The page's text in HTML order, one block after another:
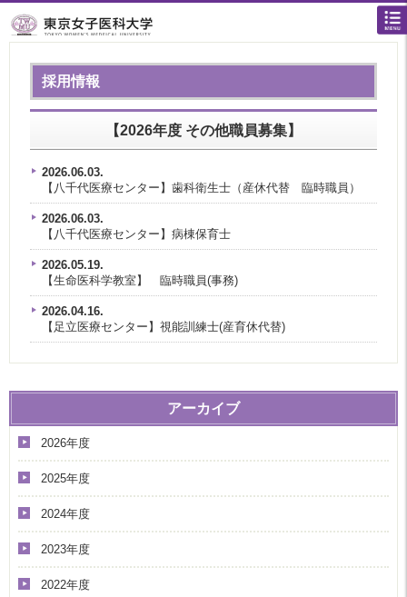
採用情報
【2026年度 その他職員募集】
2026.06.03.
【八千代医療センター】歯科衛生士（産休代替 臨時職員）
2026.06.03.
【八千代医療センター】病棟保育士
2026.05.19.
【生命医科学教室】 臨時職員(事務)
2026.04.16.
【足立医療センター】視能訓練士(産育休代替)
アーカイブ
2026年度
2025年度
2024年度
2023年度
2022年度